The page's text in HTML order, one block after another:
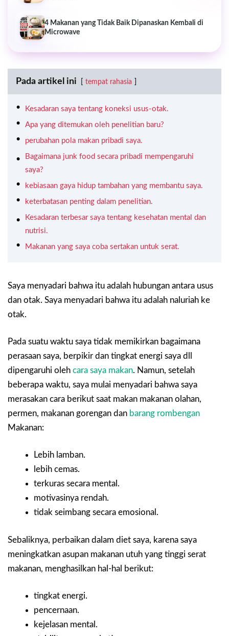
4 Makanan yang Tidak Baik Dipanaskan Kembali di
Microwave
Pada artikel ini tempat rahasia
Kesadaran saya tentang koneksi usus-otak.
Apa yang ditemukan oleh penelitian baru?
perubahan pola makan pribadi saya.
Bagaimana junk food secara pribadi mempengaruhi
saya?
kebiasaan gaya hidup tambahan yang membantu saya.
keterbatasan penting dalam penelitian.
Kesadaran terbesar saya tentang kesehatan mental dan
nutrisi.
Makanan yang saya coba sertakan untuk serat.
Saya menyadari bahwa itu adalah hubungan antara usus
dan otak. Saya menyadari bahwa itu adalah naluriah ke
otak.
Pada suatu waktu saya tidak memikirkan bagaimana
perasaan saya, berpikir dan tingkat energi saya dll
dipengaruhi oleh cara saya makan. Namun, setelah
beberapa waktu, saya mulai menyadari bahwa saya
merasakan cara berikut saat makan makanan olahan,
permen, makanan gorengan dan barang rombengan
Makanan:
Lebih lamban.
lebih cemas.
terkuras secara mental.
motivasinya rendah.
tidak seimbang secara emosional.
Sebaliknya, perbaikan dalam diet saya, karena saya
meningkatkan asupan makanan utuh yang tinggi serat
makanan, menghasilkan hal-hal berikut:
tingkat energi.
pencernaan.
kejelasan mental.